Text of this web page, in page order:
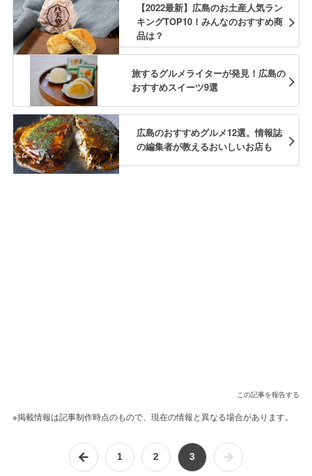
【2022最新】広島のお土産人気ラン
キングTOP10！みんなのおすすめ商
品は？
旅するグルメライターが発見！広島の
おすすめスイーツ9選
広島のおすすめグルメ12選。情報誌
の編集者が教えるおいしいお店も
この記事を報告する
※掲載情報は記事制作時点のもので、現在の情報と異なる場合があります。
1 2 3